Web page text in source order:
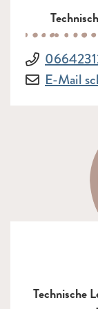
Telefon:
E-Mail:
E-Mail
Technische